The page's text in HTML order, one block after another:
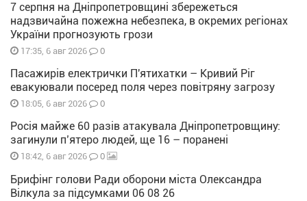
7 серпня на Дніпропетровщині збережеться
надзвичайна пожежна небезпека, в окремих регіонах
України прогнозують грози
17:35, 6 авг 2026 0
Пасажирів електрички П'ятихатки – Кривий Ріг
евакуювали посеред поля через повітряну загрозу
18:05, 6 авг 2026 0
Росія майже 60 разів атакувала Дніпропетровщину:
загинули п’ятеро людей, ще 16 – поранені
18:42, 6 авг 2026 0
Брифінг голови Ради оборони міста Олександра
Вілкула за підсумками 06 08 26